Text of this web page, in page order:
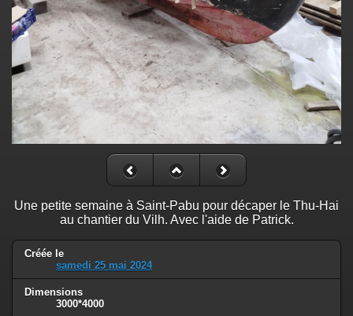
Une petite semaine à Saint-Pabu pour décaper le Thu-Hai
au chantier du Vilh. Avec l'aide de Patrick.
Créée le
samedi 25 mai 2024
Dimensions
3000*4000